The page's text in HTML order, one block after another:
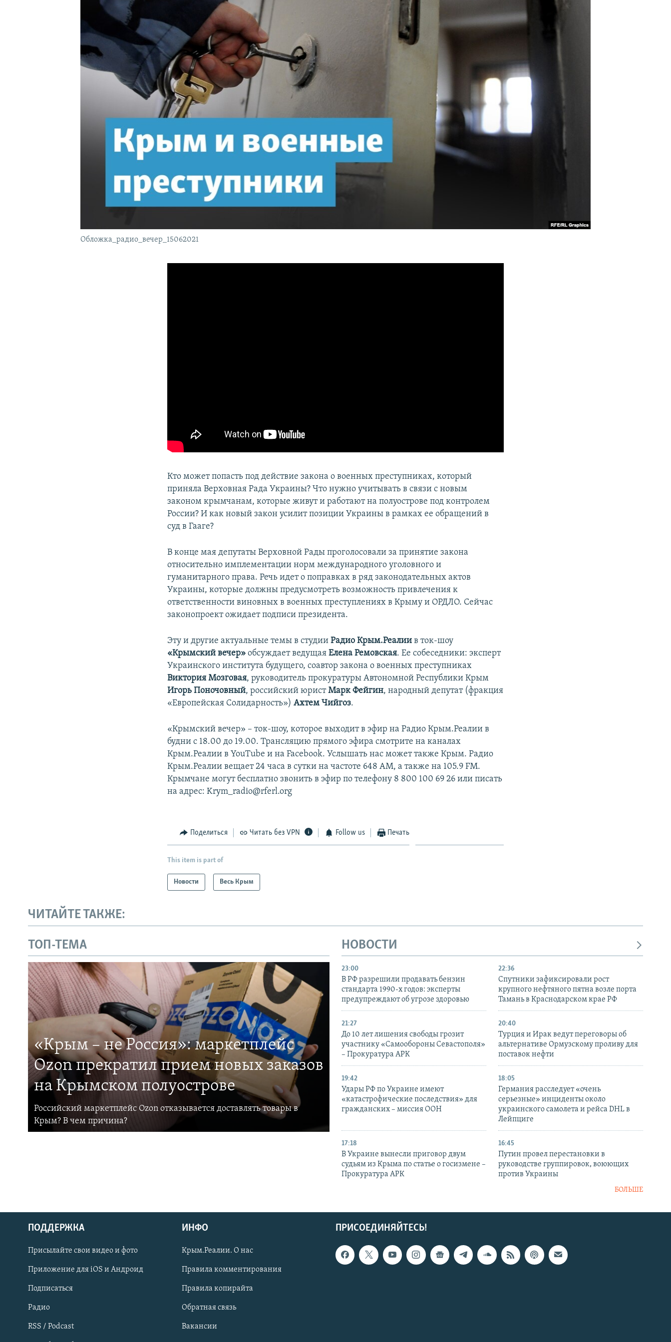
УКРАИНСКАЯ ПРОБЛЕМА КРЫМА
Українською
Qırımtatar
ПРИСОЕДИНЯЙТЕСЬ!
Обложка_радио_вечер_15062021
Кто может попасть под действие закона о военных преступниках, который
приняла Верховная Рада Украины? Что нужно учитывать в связи с новым
законом крымчанам, которые живут и работают на полуострове под контролем
России? И как новый закон усилит позиции Украины в рамках ее обращений в
суд в Гааге?
В конце мая депутаты Верховной Рады проголосовали за принятие закона
относительно имплементации норм международного уголовного и
гуманитарного права. Речь идет о поправках в ряд законодательных актов
Украины, которые должны предусмотреть возможность привлечения к
ответственности виновных в военных преступлениях в Крыму и ОРДЛО. Сейчас
законопроект ожидает подписи президента.
Эту и другие актуальные темы в студии Радио Крым.Реалии в ток-шоу
«Крымский вечер» обсуждает ведущаяЕлена Ремовская. Ее собеседники: эксперт
Украинского института будущего, соавтор закона о военных преступниках
Виктория Мозговая, руководитель прокуратуры Автономной Республики Крым
Игорь Поночовный, российский юристМарк Фейгин, народный депутат (фракция
«Европейская Солидарность»)Ахтем Чийгоз.
«Крымский вечер» – ток-шоу, которое выходит в эфир на Радио Крым.Реалии в
будни с 18.00 до 19.00. Трансляцию прямого эфира смотрите на каналах
Крым.Реалии в YouTube и на Facebook. Услышать нас может также Крым. Радио
Крым.Реалии вещает 24 часа в сутки на частоте 648 АМ, а также на 105.9 FM.
Крымчане могут бесплатно звонить в эфир по телефону 8 800 100 69 26 или писать
на адрес: Krym_radio@rferl.org
Поделиться Читать без VPN Follow us Печать
This item is part of
Новости Весь Крым
ЧИТАЙТЕ ТАКЖЕ:
ТОП-ТЕМА
«Крым – не Россия»: маркетплейс
Ozon прекратил прием новых заказов
на Крымском полуострове
Российский маркетплейс Ozon отказывается доставлять товары в
Крым? В чем причина?
НОВОСТИ
23:00
В РФ разрешили продавать бензин
стандарта 1990-х годов: эксперты
предупреждают об угрозе здоровью
22:36
Спутники зафиксировали рост
крупного нефтяного пятна возле порта
Тамань в Краснодарском крае РФ
21:27
До 10 лет лишения свободы грозит
участнику «Самообороны Севастополя»
– Прокуратура АРК
20:40
Турция и Ирак ведут переговоры об
альтернативе Ормузскому проливу для
поставок нефти
19:42
Удары РФ по Украине имеют
«катастрофические последствия» для
гражданских – миссия ООН
18:05
Германия расследует «очень
серьезные» инциденты около
украинского самолета и рейса DHL в
Лейпциге
17:18
В Украине вынесли приговор двум
судьям из Крыма по статье о госизмене –
Прокуратура АРК
16:45
Путин провел перестановки в
руководстве группировок, воюющих
против Украины
БОЛЬШЕ
ПРИСОЕДИНЯЙТЕСЬ!
ПОДДЕРЖКА
Присылайте свои видео и фото
Приложение для iOS и Андроид
Подписаться
Радио
RSS / Podcast
ИНФО
Крым.Реалии. О нас
Правила комментирования
Правила копирайта
Обратная связь
Вакансии